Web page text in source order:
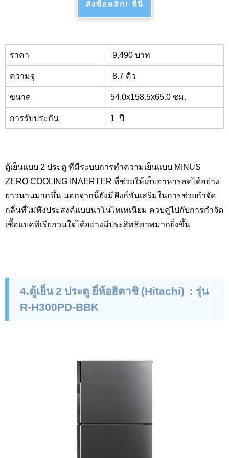
สั่งซื้อคลิก! ที่นี่
ราคา 9, 490 บาท
ความจุ 8.7 คิว
ขนาด 54.0x158.5x65.0 ซม.
การรับประกัน 1 ปี
ตู้เย็นแบบ 2 ประตู ที่มีระบบการทำความเย็นแบบ MINUS
ZERO COOLING INAERTER ที่ช่วยให้เก็บอาหารสดได้อย่าง
ยาวนานมากขึ้น นอกจากนี้ยังมีฟังก์ชันเสริมในการช่วยกำจัด
กลิ่นที่ไม่พึงประสงค์แบบนาโนไทเทเนียม ควบคู่ไปกับการกำจัด
เชื้อแบคทีเรียกวนใจได้อย่างมีประสิทธิภาพมากยิ่งขึ้น
4.ตู้เย็น 2 ประตู ยี่ห้อฮิตาชิ (Hitachi) : รุ่น
R-H300PD-BBK